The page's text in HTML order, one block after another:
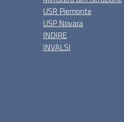
USR Piemonte
USP Novara
INDIRE
INVALSI